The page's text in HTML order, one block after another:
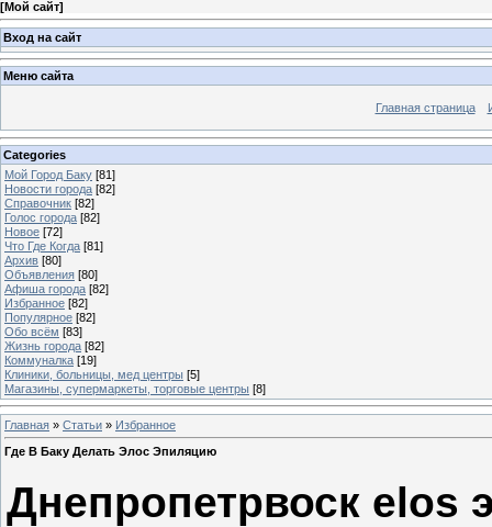
[Мой сайт]
Вход на сайт
Меню сайта
Главная страница
Categories
Мой Город Баку [81]
Новости города [82]
Справочник [82]
Голос города [82]
Новое [72]
Что Где Когда [81]
Архив [80]
Объявления [80]
Афиша города [82]
Избранное [82]
Популярное [82]
Обо всём [83]
Жизнь города [82]
Коммуналка [19]
Клиники, больницы, мед центры [5]
Магазины, супермаркеты, торговые центры [8]
Главная » Статьи » Избранное
Где В Баку Делать Элос Эпиляцию
Днепропетрвоск elos